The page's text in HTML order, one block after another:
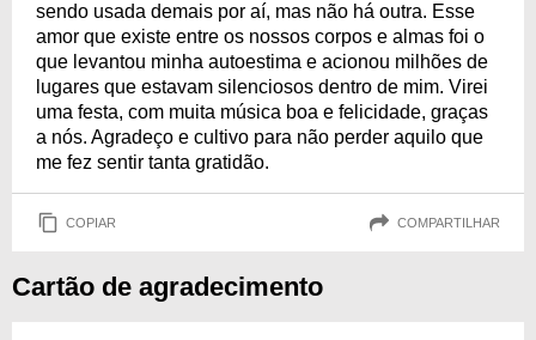
sendo usada demais por aí, mas não há outra. Esse
amor que existe entre os nossos corpos e almas foi o
que levantou minha autoestima e acionou milhões de
lugares que estavam silenciosos dentro de mim. Virei
uma festa, com muita música boa e felicidade, graças
a nós. Agradeço e cultivo para não perder aquilo que
me fez sentir tanta gratidão.
COPIAR COMPARTILHAR
Cartão de agradecimento